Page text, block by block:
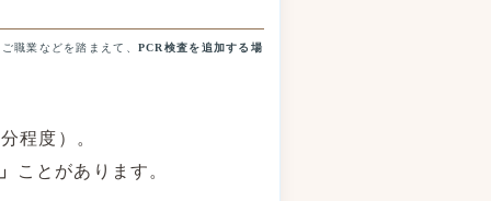
職業などを踏まえて、 PCR検査を追加する場
程度）。
ことがあります。